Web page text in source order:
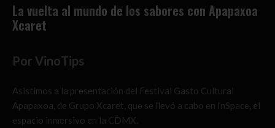
La vuelta al mundo de los sabores con Apapaxoa
Xcaret
Por VinoTips
Asistimos a la presentación del Festival Gasto Cultural
Apapaxoa, de Grupo Xcaret, que se llevó a cabo en InSpace, el
espacio inmersivo en la CDMX.